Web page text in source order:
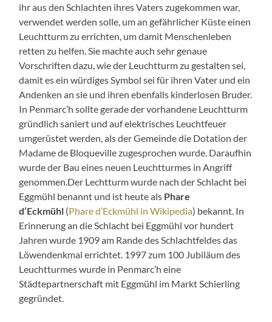
ihr aus den Schlachten ihres Vaters zugekommen war,
verwendet werden solle, um an gefährlicher Küste einen
Leuchtturm zu errichten, um damit Menschenleben
retten zu helfen. Sie machte auch sehr genaue
Vorschriften dazu, wie der Leuchtturm zu gestalten sei,
damit es ein würdiges Symbol sei für ihren Vater und ein
Andenken an sie und ihren ebenfalls kinderlosen Bruder.
In Penmarc’h sollte gerade der vorhandene Leuchtturm
gründlich saniert und auf elektrisches Leuchtfeuer
umgerüstet werden, als der Gemeinde die Dotation der
Madame de Bloqueville zugesprochen wurde. Daraufhin
wurde der Bau eines neuen Leuchtturmes in Angriff
genommen.Der Lechtturm wurde nach der Schlacht bei
Eggmühl benannt und ist heute als Phare
d’Eckmühl (Phare d’Eckmühl in Wikipedia) bekannt. In
Erinnerung an die Schlacht bei Eggmühl vor hundert
Jahren wurde 1909 am Rande des Schlachtfeldes das
Löwendenkmal errichtet. 1997 zum 100 Jubiläum des
Leuchtturmes wurde in Penmarc’h eine
Städtepartnerschaft mit Eggmühl im Markt Schierling
gegründet.